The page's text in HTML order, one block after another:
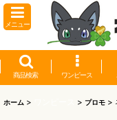
メニュー
商品検索 ワンピース
ホーム > > プロモ >